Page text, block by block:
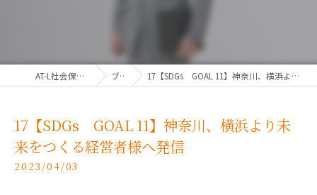
AT-L社会保険労務士法人 ブログ 17【SDGs GOAL 11】神奈川、横浜より未来をつくる経営者様へ発信
17【SDGs GOAL 11】神奈川、横浜より未
来をつくる経営者様へ発信
2023/04/03